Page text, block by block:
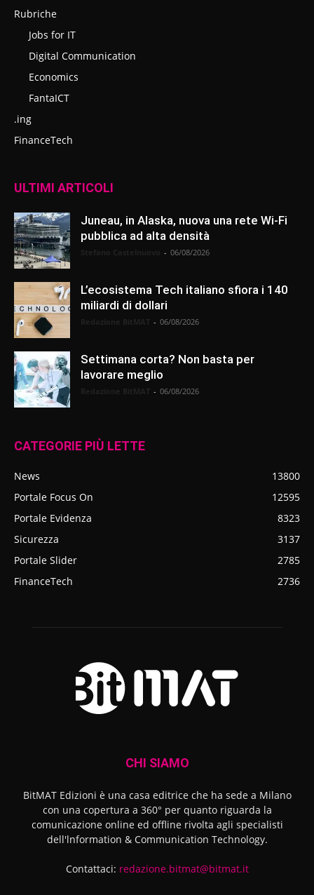
Rubriche
Jobs for IT
Digital Communication
Economics
FantaICT
.ing
FinanceTech
ULTIMI ARTICOLI
Juneau, in Alaska, nuova una rete Wi-Fi
pubblica ad alta densità
- 06/08/2026
L’ecosistema Tech italiano sfiora i 140
miliardi di dollari
- 06/08/2026
Settimana corta? Non basta per
lavorare meglio
- 06/08/2026
CATEGORIE PIÙ LETTE
News
13800
Portale Focus On
12595
Portale Evidenza
8323
Sicurezza
3137
Portale Slider
2785
FinanceTech
2736
CHI SIAMO
BitMAT Edizioni è una casa editrice che ha sede a Milano
con una copertura a 360° per quanto riguarda la
comunicazione online ed offline rivolta agli specialisti
dell'lnformation & Communication Technology.
Contattaci: redazione.bitmat@bitmat.it